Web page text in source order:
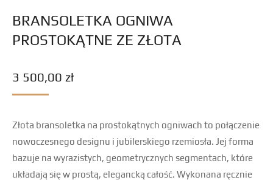
BRANSOLETKA OGNIWA
PROSTOKĄTNE ZE ZŁOTA
3 500,00 zł
Złota bransoletka na prostokątnych ogniwach to połączenie
nowoczesnego designu i jubilerskiego rzemiosła. Jej forma
bazuje na wyrazistych, geometrycznych segmentach, które
układają się w prostą, elegancką całość. Wykonana ręcznie